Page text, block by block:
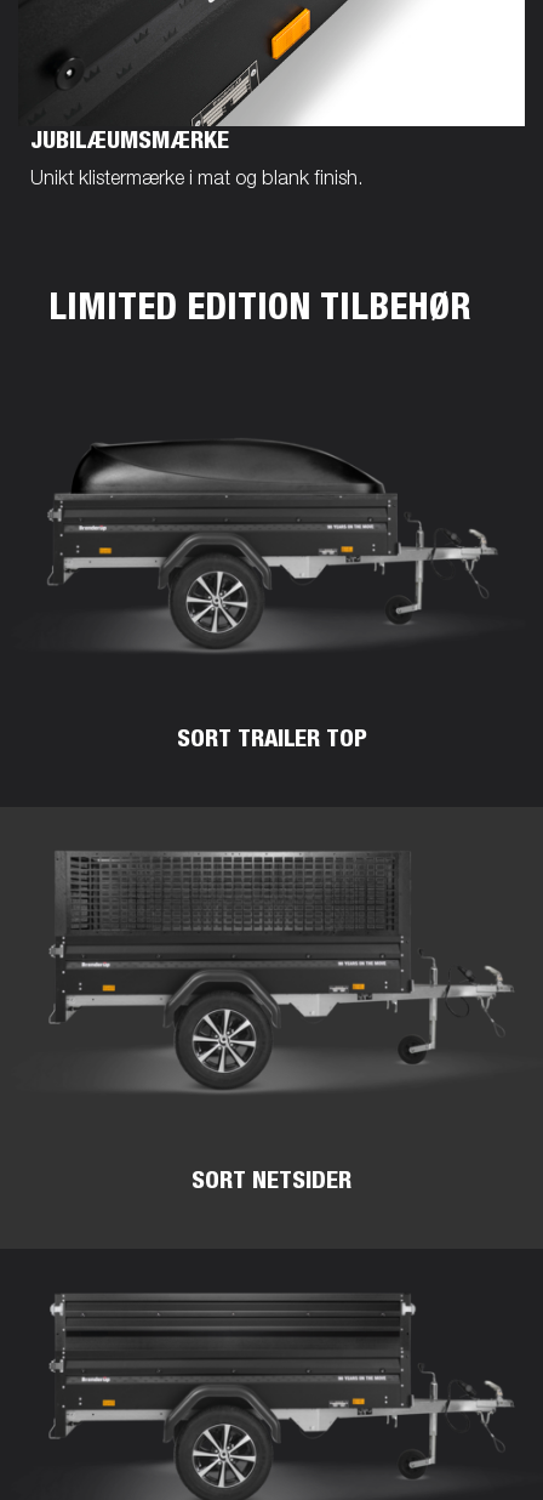
JUBILÆUMSMÆRKE
Unikt klistermærke i mat og blank finish.
LIMITED EDITION TILBEHØR
SORT TRAILER TOP
SORT NETSIDER